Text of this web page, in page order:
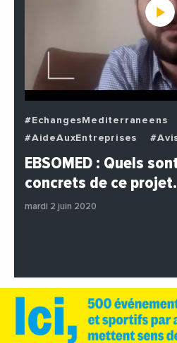
#EchangesMediterraneens
#AideAuxEntreprises
#BuzzNews
#Decideurs
#Entreprises
#Institutions
EBSOMED : Quels
concrets de ce
mardi 2 juin 2020